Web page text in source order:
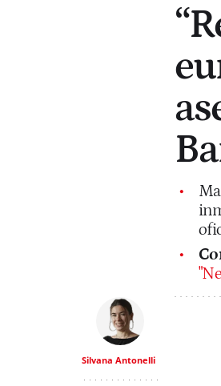
Silvana Antonelli